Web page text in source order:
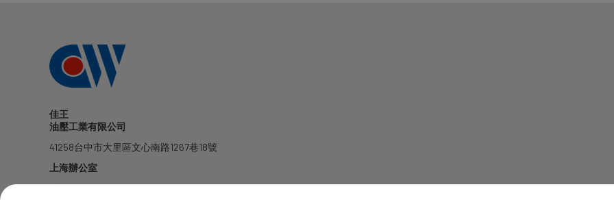
佳王
油壓工業有限公司
41258台中市大里區文心南路1267巷18號
上海辦公室
電話: 1381-7802428